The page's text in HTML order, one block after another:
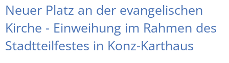
Neuer Platz an der evangelischen
Kirche - Einweihung im Rahmen des
Stadtteilfestes in Konz-Karthaus